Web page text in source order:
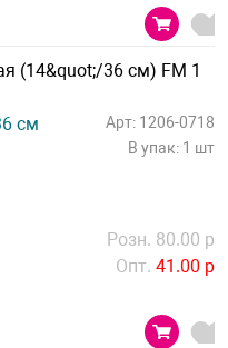
(14&quot;/36 см) FM 1
см
Арт: 1206-0718
В упак: 1 шт
Розн. 80.00 р
Опт. 41.00 р